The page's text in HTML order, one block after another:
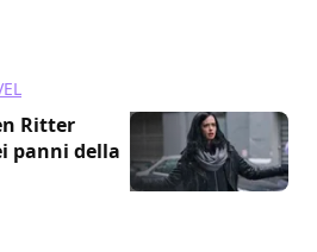
Ritter
panni della